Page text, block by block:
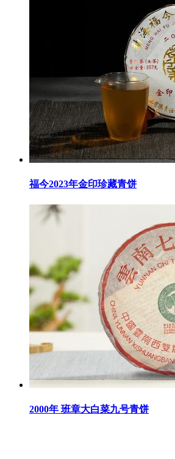
福今2023年金印珍藏青饼
2000年 班章大白菜九号青饼